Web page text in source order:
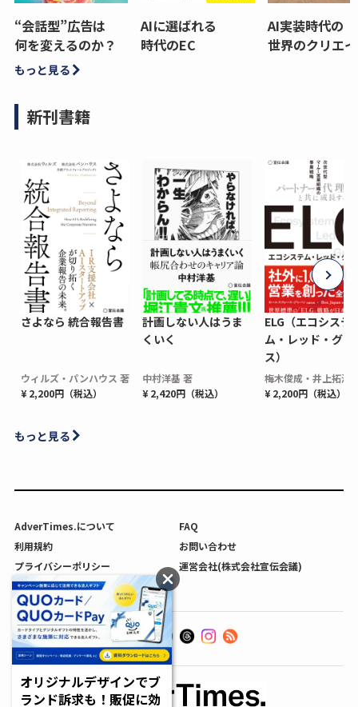
“会話型”広告は
何を変えるのか？
AIに選ばれる
時代のEC
AI実装時代の
世界のクリエ
もっと見る
新刊書籍
さよなら 統合報告書
ウィルズ・パンハウス 著
¥ 2,200円（税込）
計画しない人はうま
くいく
中村洋基 著
¥ 2,420円（税込）
ELG（エコシステ
ム・レッド・グロ
ス）
梅木俊成・井上拓海
¥ 2,200円（税込）
もっと見る
AdverTimes.について
FAQ
利用規約
お問い合わせ
プライバシーポリシー
運営会社(株式会社宣伝会議)
利用者情報の外部送信について
オリジナルデザインでブ
ランド訴求も！販促に効